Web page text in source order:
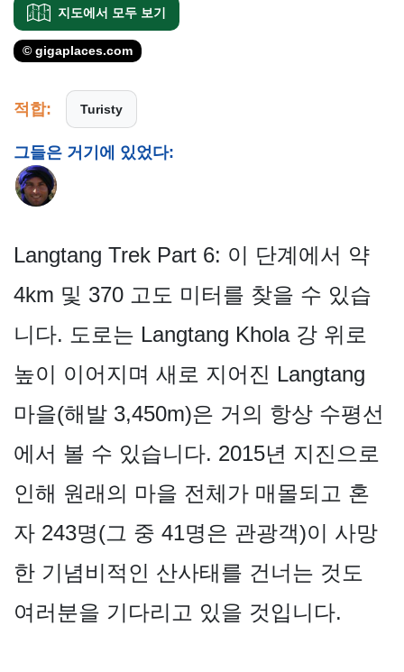
지도에서 모두 보기
© gigaplaces.com
적합: Turisty
그들은 거기에 있었다:
Langtang Trek Part 6: 이 단계에서 약
4km 및 370 고도 미터를 찾을 수 있습
니다. 도로는 Langtang Khola 강 위로
높이 이어지며 새로 지어진 Langtang
마을(해발 3,450m)은 거의 항상 수평선
에서 볼 수 있습니다. 2015년 지진으로
인해 원래의 마을 전체가 매몰되고 혼
자 243명(그 중 41명은 관광객)이 사망
한 기념비적인 산사태를 건너는 것도
여러분을 기다리고 있을 것입니다.